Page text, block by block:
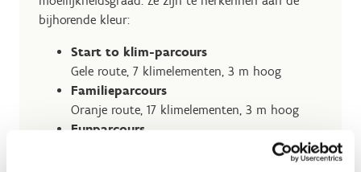
bijhorende kleur:
Start to klim-parcours
Gele route, 7 klimelementen, 3 m hoog
Familieparcours
Oranje route, 17 klimelementen, 3 m hoog
Funparcours
Groene route, 12 klimelementen, 4 m hoog